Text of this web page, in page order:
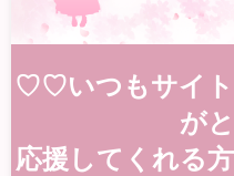
♡♡いつもサイト
が
応援してくれる